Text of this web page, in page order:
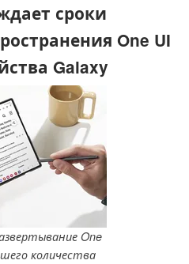
сроки
One UI
Galaxy
One
количества